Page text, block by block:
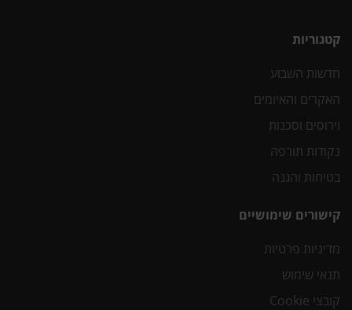
קטגוריות
חדשות השבוע
האקרים והאיומים
וירוסים וסכנות
נקודות תורפה
בטיחות והגנה
קישורים שימושיים
מדיניות פרטיות
תנאי שימוש
קובצי Cookie